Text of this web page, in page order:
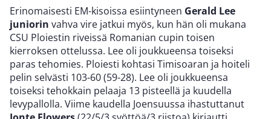
Erinomaisesti EM-kisoissa esiintyneen Gerald Lee
juniorin vahva vire jatkui myös, kun hän oli mukana
CSU Ploiestin riveissä Romanian cupin toisen
kierroksen ottelussa. Lee oli joukkueensa toiseksi
paras tehomies. Ploiesti kohtasi Timisoaran ja hoiteli
pelin selvästi 103-60 (59-28). Lee oli joukkueensa
toiseksi tehokkain pelaaja 13 pisteellä ja kuudella
levypallolla. Viime kaudella Joensuussa ihastuttanut